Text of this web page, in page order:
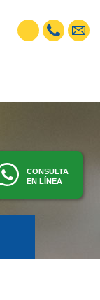
CONSULTA
EN LÍNEA